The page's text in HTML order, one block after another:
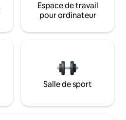
Espace de travail
pour ordinateur
Salle de sport